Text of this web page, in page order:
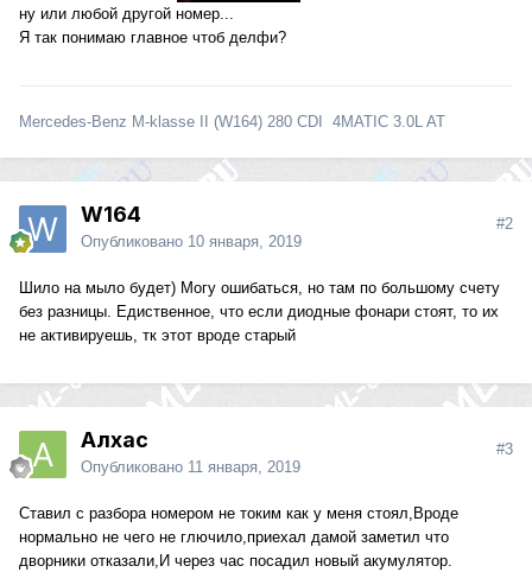
ну или любой другой номер...
Я так понимаю главное чтоб делфи?
Mercedes-Benz M-klasse II (W164) 280 CDI 4MATIC 3.0L AT
W164
Опубликовано 10 января, 2019
#2
Шило на мыло будет) Могу ошибаться, но там по большому счету
без разницы. Едиственное, что если диодные фонари стоят, то их
не активируешь, тк этот вроде старый
Алхас
Опубликовано 11 января, 2019
#3
Ставил с разбора номером не токим как у меня стоял,Вроде
нормально не чего не глючило,приехал дамой заметил что
дворники отказали,И через час посадил новый акумулятор.